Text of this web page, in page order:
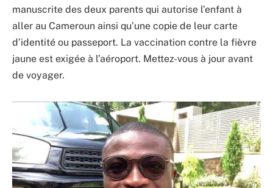
manuscrite des deux parents qui autorise l’enfant à
aller au Cameroun ainsi qu’une copie de leur carte
d’identité ou passeport. La vaccination contre la fièvre
jaune est exigée à l’aéroport. Mettez-vous à jour avant
de voyager.